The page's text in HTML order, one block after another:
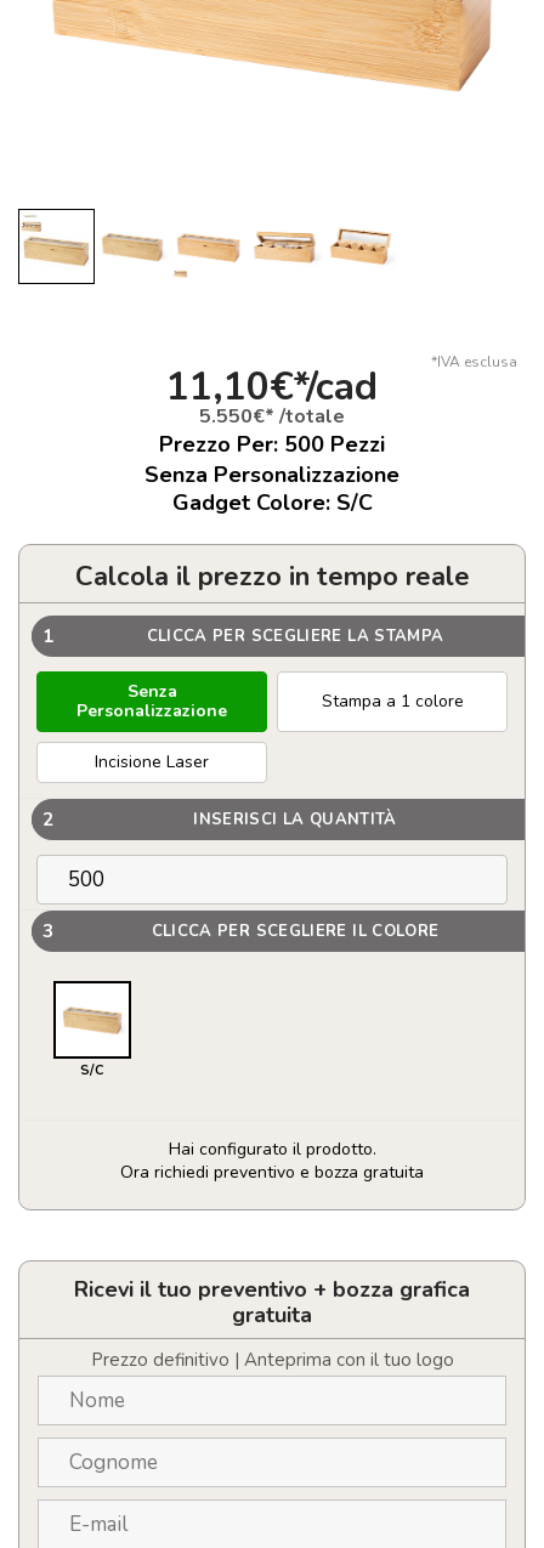
*IVA esclusa
11,10€*/cad
5.550€* /totale
Prezzo Per: 500 Pezzi
Senza Personalizzazione
Gadget Colore: S/C
Calcola il prezzo in tempo reale
1 CLICCA PER SCEGLIERE LA STAMPA
Senza
Personalizzazione
Stampa a 1 colore
Incisione Laser
2 INSERISCI LA QUANTITÀ
3 CLICCA PER SCEGLIERE IL COLORE
S/C
Hai configurato il prodotto.
Ora richiedi preventivo e bozza gratuita
Scatola
Tè
ZirkonyRicevi il tuo preventivo + bozza grafica
gratuita
Prezzo definitivo | Anteprima con il tuo logo